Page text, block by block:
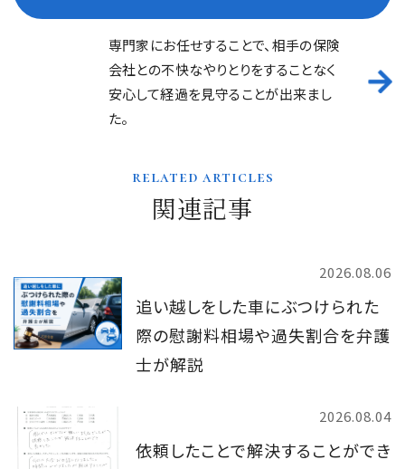
専門家にお任せすることで、相手の保険
会社との不快なやりとりをすることなく
安心して経過を見守ることが出来まし
た。
related articles
関連記事
2026.08.06
追い越しをした車にぶつけられた
際の慰謝料相場や過失割合を弁護
士が解説
2026.08.04
依頼したことで解決することができ